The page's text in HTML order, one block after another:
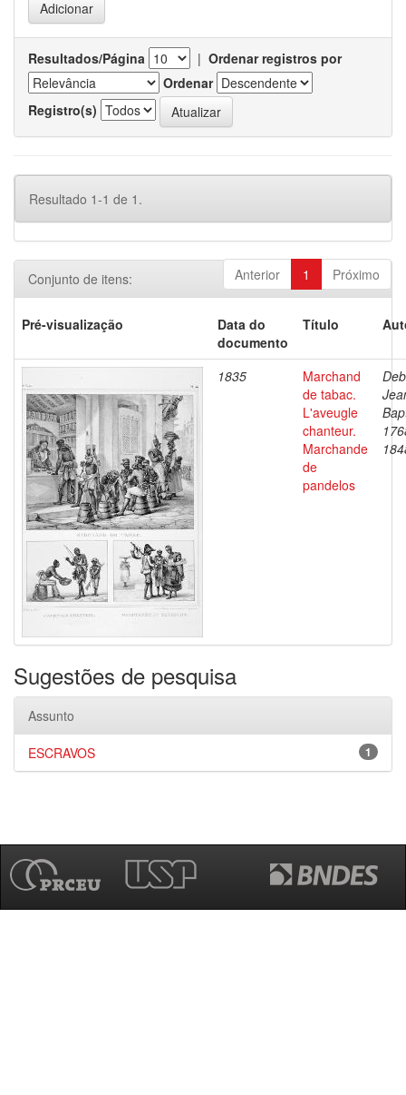
Resultados/Página | Ordenar registros por
Ordenar
Registro(s)
Resultado 1-1 de 1.
Anterior 1 Próximo
Conjunto de itens:
Pré-visualização
Data do
documento
Título
1835
Marchand
de tabac.
L'aveugle
chanteur.
Marchande
de
pandelos
Sugestões de pesquisa
Assunto
1
ESCRAVOS